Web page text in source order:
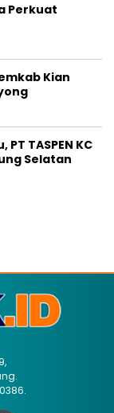
Perkuat
Kian
TASPEN KC
Selatan